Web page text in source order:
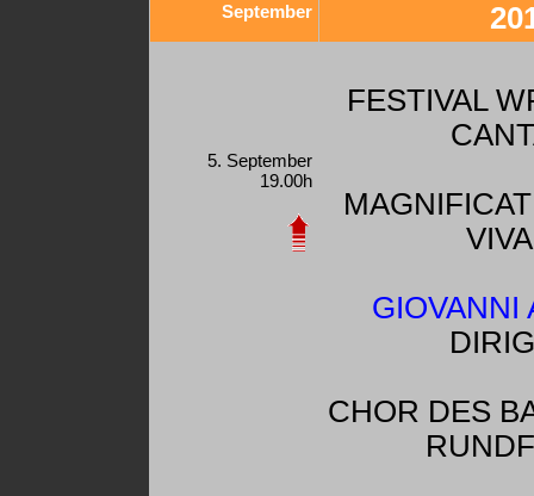
September
5. September
19.00h
FESTIVAL
GIOVANNI
CHOR DES